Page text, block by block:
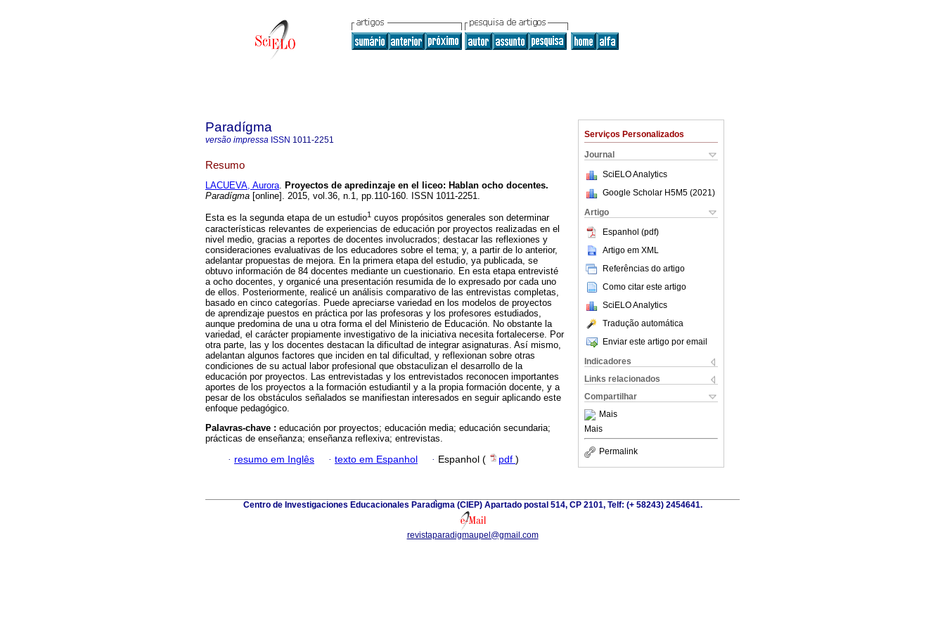
Serviços Personalizados
Journal
SciELO Analytics
Google Scholar H5M5 (2021 )
Artigo
Espanhol (pdf)
Artigo em XML
Referências do artigo
Como citar este artigo
SciELO Analytics
Tradução automática
Enviar este artigo por email
Indicadores
Links relacionados
Compartilhar
Mais
Mais
Permalink
Paradígma
versão impressa ISSN 1011-2251
Resumo
LACUEVA, Aurora. Proyectos de apredinzaje en el liceo: Hablan ocho docentes.
Paradígma [online]. 2015, vol.36, n.1, pp.110-160. ISSN 1011-2251.
Esta es la segunda etapa de un estudio1 cuyos propósitos generales son determinar
características relevantes de experiencias de educación por proyectos realizadas en el
nivel medio, gracias a reportes de docentes involucrados; destacar las reflexiones y
consideraciones evaluativas de los educadores sobre el tema; y, a partir de lo anterior,
adelantar propuestas de mejora. En la primera etapa del estudio, ya publicada, se
obtuvo información de 84 docentes mediante un cuestionario. En esta etapa entrevisté
a ocho docentes, y organicé una presentación resumida de lo expresado por cada uno
de ellos. Posteriormente, realicé un análisis comparativo de las entrevistas completas,
basado en cinco categorías. Puede apreciarse variedad en los modelos de proyectos
de aprendizaje puestos en práctica por las profesoras y los profesores estudiados,
aunque predomina de una u otra forma el del Ministerio de Educación. No obstante la
variedad, el carácter propiamente investigativo de la iniciativa necesita fortalecerse. Por
otra parte, las y los docentes destacan la dificultad de integrar asignaturas. Así mismo,
adelantan algunos factores que inciden en tal dificultad, y reflexionan sobre otras
condiciones de su actual labor profesional que obstaculizan el desarrollo de la
educación por proyectos. Las entrevistadas y los entrevistados reconocen importantes
aportes de los proyectos a la formación estudiantil y a la propia formación docente, y a
pesar de los obstáculos señalados se manifiestan interesados en seguir aplicando este
enfoque pedagógico.
Palavras-chave : educación por proyectos; educación media; educación secundaria;
prácticas de enseñanza; enseñanza reflexiva; entrevistas.
· resumo em Inglês · texto em Espanhol · Espanhol ( pdf )
Centro de Investigaciones Educacionales Paradìgma (CIEP) Apartado postal 514, CP 2101, Telf: (+ 58243) 2454641.
revistaparadigmaupel@gmail.com